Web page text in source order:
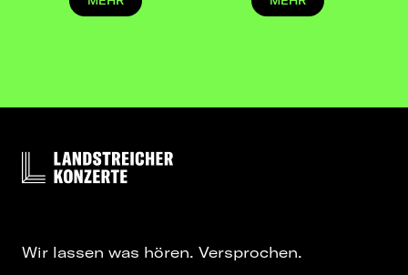
Wir lassen was hören. Versprochen.